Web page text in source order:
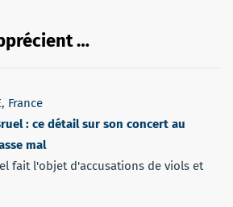
…
, France
: ce détail sur son concert au
mal
fait l'objet d'accusations de viols et